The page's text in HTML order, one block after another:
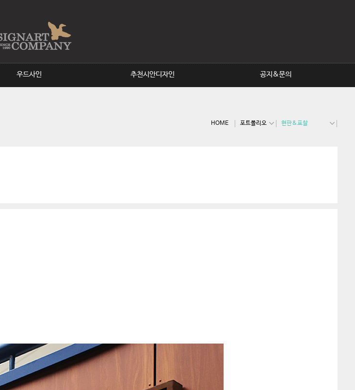
우드사인
(G)공원시설물
추천시안디자인 공지&문의
HOME 포트폴리오 현판&표찰